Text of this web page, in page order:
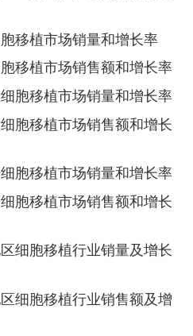
移植市场销量和增长率
移植市场销售额和增长率
胞移植市场销量和增长率
胞移植市场销售额和增长
胞移植市场销量和增长率
胞移植市场销售额和增长
细胞移植行业销量及增长
细胞移植行业销售额及增